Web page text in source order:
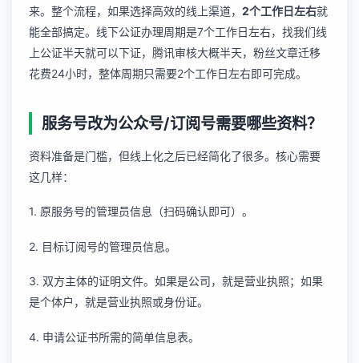
来。整个流程，如果选择高效的线上渠道， 2个工作日左右就
能全部搞定。线下公证办理周期是7个工作日左右，找我们线
上公证半天就可以下证，腾讯审核大概半天，粉丝文章迁移
花费24小时，整体周期只需要2个工作日左右即可完成。
服务号改为公众号/订阅号需要哪些资料？
资料准备是门槛，但线上化之后已经简化了很多。核心需要
这几样：
1. 原服务号的管理员信息（扫码确认即可）。
2. 目标订阅号的管理员信息。
3. 双方主体的证明文件。如果是公司，就是营业执照；如果
是个体户，就是营业执照或身份证。
4. 申请公证书所需的简单信息表。